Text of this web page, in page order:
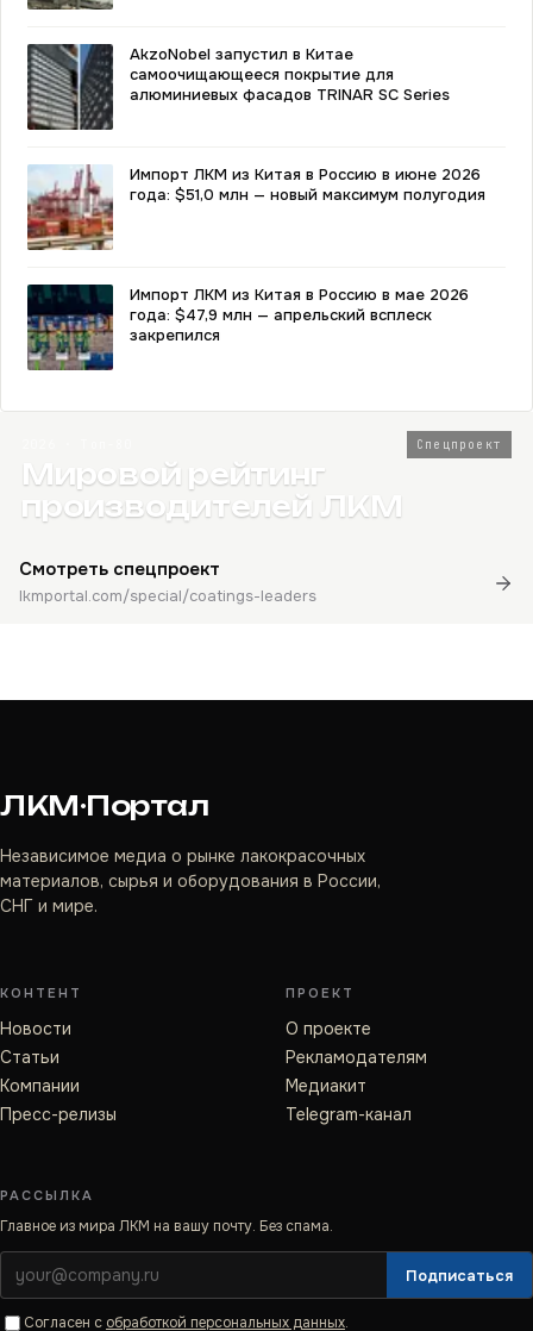
AkzoNobel запустил в Китае
самоочищающееся покрытие для
алюминиевых фасадов TRINAR SC Series
Импорт ЛКМ из Китая в Россию в июне 2026
года: $51,0 млн — новый максимум полугодия
Импорт ЛКМ из Китая в Россию в мае 2026
года: $47,9 млн — апрельский всплеск
закрепился
Спецпроект
Мировой рейтинг
производителей ЛКМ
Смотреть спецпроект
lkmportal.com/special/coatings-leaders
ЛКМ·Портал
Независимое медиа о рынке лакокрасочных
материалов, сырья и оборудования в России,
СНГ и мире.
КОНТЕНТ
Новости
Статьи
Компании
Пресс-релизы
ПРОЕКТ
О проекте
Рекламодателям
Медиакит
Telegram-канал
РАССЫЛКА
Главное из мира ЛКМ на вашу почту. Без спама.
Подписаться
Согласен с обработкой персональных данных.